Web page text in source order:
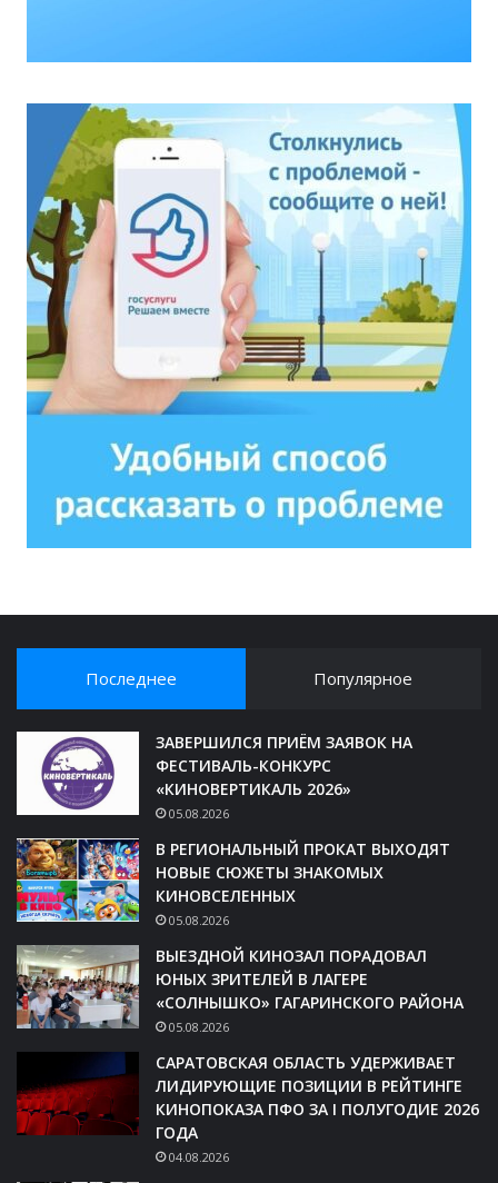
Последнее Популярное
ЗАВЕРШИЛСЯ ПРИЁМ ЗАЯВОК НА
ФЕСТИВАЛЬ-КОНКУРС
«КИНОВЕРТИКАЛЬ 2026»
05.08.2026
В РЕГИОНАЛЬНЫЙ ПРОКАТ ВЫХОДЯТ
НОВЫЕ СЮЖЕТЫ ЗНАКОМЫХ
КИНОВСЕЛЕННЫХ
05.08.2026
ВЫЕЗДНОЙ КИНОЗАЛ ПОРАДОВАЛ
ЮНЫХ ЗРИТЕЛЕЙ В ЛАГЕРЕ
«СОЛНЫШКО» ГАГАРИНСКОГО РАЙОНА
05.08.2026
САРАТОВСКАЯ ОБЛАСТЬ УДЕРЖИВАЕТ
ЛИДИРУЮЩИЕ ПОЗИЦИИ В РЕЙТИНГЕ
КИНОПОКАЗА ПФО ЗА I ПОЛУГОДИЕ 2026
ГОДА
04.08.2026